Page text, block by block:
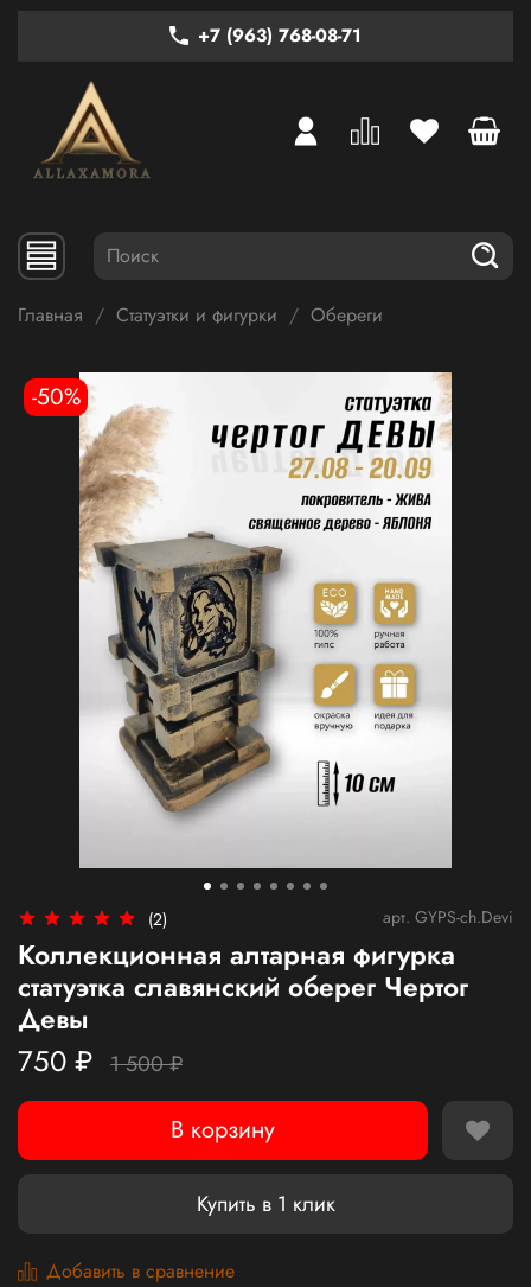
+7 (963) 768-08-71
Главная Статуэтки и фигурки Обереги
-50%
(2) арт. GYPS-ch.Devi
Коллекционная алтарная фигурка
статуэтка славянский оберег Чертог
Девы
750 ₽ 1 500 ₽
В корзину
Купить в 1 клик
Добавить в сравнение